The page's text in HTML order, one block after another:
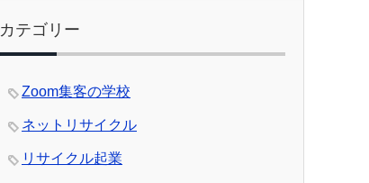
カテゴリー
Zoom集客の学校
ネットリサイクル
リサイクル起業